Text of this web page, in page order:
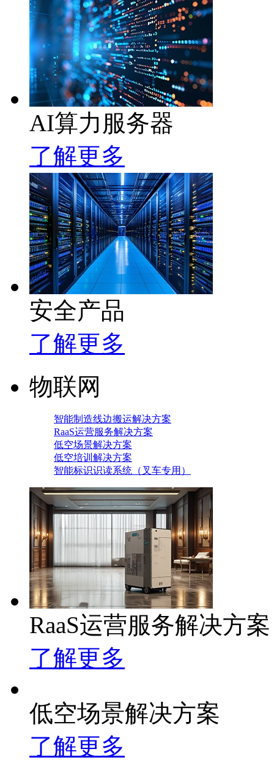
AI算力服务器
了解更多
安全产品
了解更多
物联网
智能制造线边搬运解决方案
RaaS运营服务解决方案
低空场景解决方案
低空培训解决方案
智能标识识读系统（叉车专用）
RaaS运营服务解决方案
了解更多
低空场景解决方案
了解更多